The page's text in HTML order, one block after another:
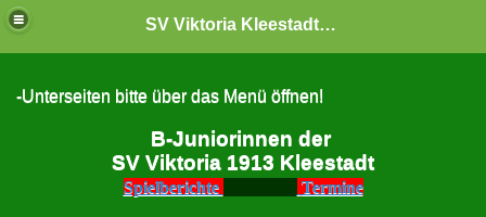
SV Viktoria Kleestadt "Jugendabteilung"
-Unterseiten bitte über das Menü öffnen!
B-Juniorinnen der
SV Viktoria 1913 Kleestadt
Spielberichte Termine